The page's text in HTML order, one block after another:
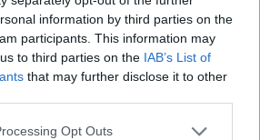
information by third parties on the
participants. This information may
to third parties on the IAB’s List of
that may further disclose it to other
Opt Outs
φόβους και τις ανασφάλειες
τη βλαπτική συμπεριφορά.
δεν ισοδυναμεί με
η διαρκής ανάλυση μπορεί
να παρακαμφθεί ο θυμός,